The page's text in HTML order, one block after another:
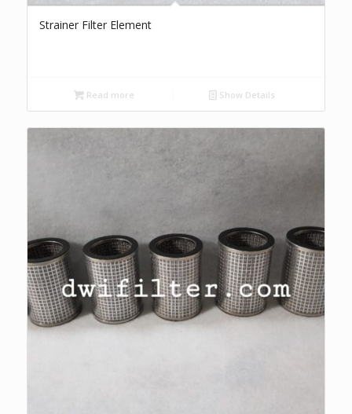
Strainer Filter Element
Read more Show Details